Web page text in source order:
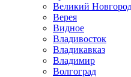
Великий
Верея
Видное
Владивосток
Владикавказ
Владимир
Волгоград